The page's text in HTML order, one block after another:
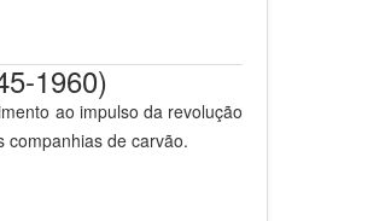
1960)
ao impulso da revolução
companhias de carvão.